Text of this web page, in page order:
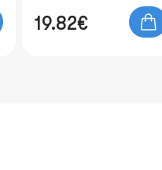
2.64€